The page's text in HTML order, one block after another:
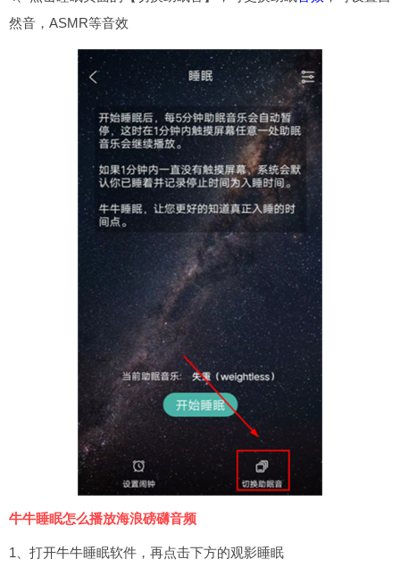
然音，ASMR等音效
牛牛睡眠怎么播放海浪磅礴音频
1、打开牛牛睡眠软件，再点击下方的观影睡眠